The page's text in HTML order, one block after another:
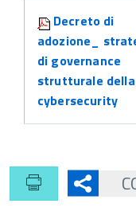
Attachments:
Decreto di
adozione_
di governance
strutturale della
cybersecurity